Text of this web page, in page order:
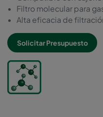
Filtro molecular para
Alta eficacia de
Solicitar Presupuesto